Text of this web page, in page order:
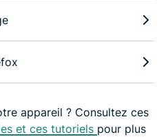
appareil ? Consultez ces
et ces tutoriels pour plus